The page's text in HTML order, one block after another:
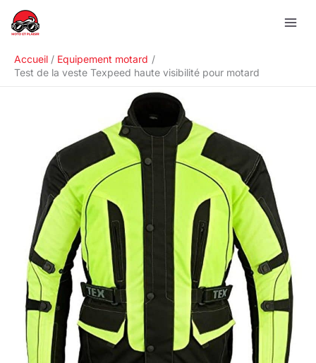
Accueil
Equipement motard
Test de la veste Texpeed haute visibilité pour motard
R
e
h